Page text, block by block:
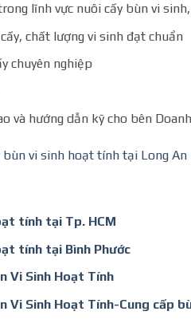
lĩnh vực nuôi cấy bùn vi
chất lượng vi sinh đạt chuẩn
chuyên nghiệp
và hướng dẫn kỹ cho bên
bùn vi sinh hoạt tính tại Long An
tính tại Tp. HCM
tính tại Bình Phước
Vi Sinh Hoạt Tính
Vi Sinh Hoạt Tính-Cung cấp